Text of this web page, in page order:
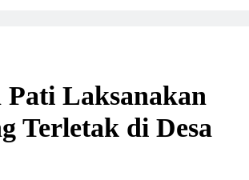
Laksanakan
Terletak di Desa